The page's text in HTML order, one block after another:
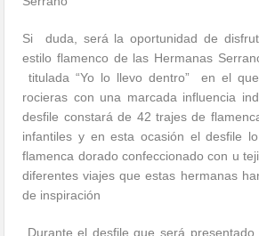
Si duda, será la oportunidad de
estilo flamenco de las Hermanas
titulada “Yo lo llevo dentro” en el
rocieras con una marcada influencia
desfile constará de 42 trajes de
infantiles y en esta ocasión el desfile
flamenca dorado confeccionado con u
diferentes viajes que estas hermanas
de inspiración
Durante el desfile que será